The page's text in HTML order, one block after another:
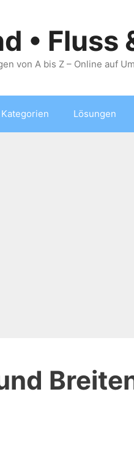
• Fluss
von A bis Z – Online auf
Kategorien Lösungen